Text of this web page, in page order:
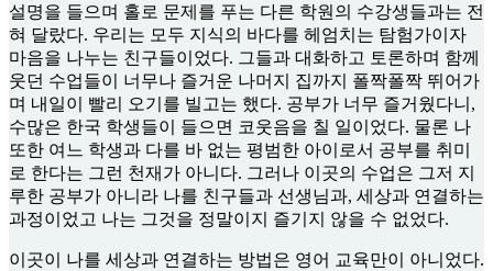
설명을 들으며 홀로 문제를 푸는 다른 학원의 수강생들과는 전
혀 달랐다. 우리는 모두 지식의 바다를 헤엄치는 탐험가이자
마음을 나누는 친구들이었다. 그들과 대화하고 토론하며 함께
웃던 수업들이 너무나 즐거운 나머지 집까지 폴짝폴짝 뛰어가
며 내일이 빨리 오기를 빌고는 했다. 공부가 너무 즐거웠다니,
수많은 한국 학생들이 들으면 코웃음을 칠 일이었다. 물론 나
또한 여느 학생과 다를 바 없는 평범한 아이로서 공부를 취미
로 한다는 그런 천재가 아니다. 그러나 이곳의 수업은 그저 지
루한 공부가 아니라 나를 친구들과 선생님과, 세상과 연결하는
과정이었고 나는 그것을 정말이지 즐기지 않을 수 없었다.
이곳이 나를 세상과 연결하는 방법은 영어 교육만이 아니었다.